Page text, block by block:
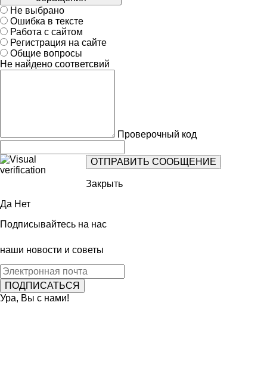
Не выбрано
Ошибка в тексте
Работа с сайтом
Регистрация на сайте
Общие вопросы
Не найдено соответсвий
Проверочный код
Закрыть
Да Нет
Подписывайтесь на нас
наши новости и советы
Ура, Вы с нами!